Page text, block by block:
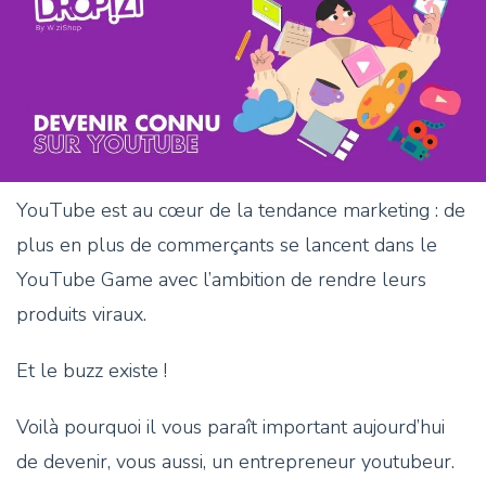
YouTube est au cœur de la tendance marketing : de
plus en plus de commerçants se lancent dans le
YouTube Game avec l’ambition de rendre leurs
produits viraux.
Et le buzz existe !
Voilà pourquoi il vous paraît important aujourd’hui
de devenir, vous aussi, un entrepreneur youtubeur.